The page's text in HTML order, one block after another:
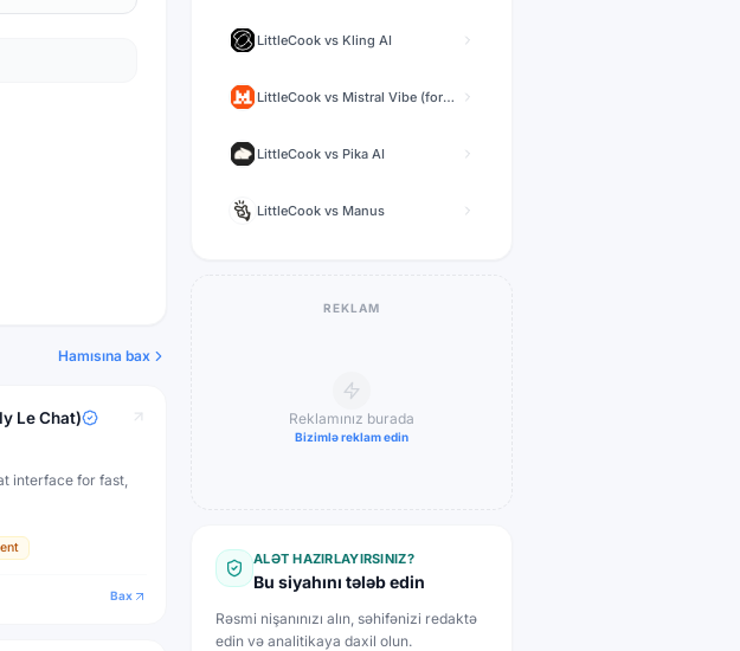
Hamısına bax
Le Chat)
interface for fast,
Bax
LittleCook vs Kling AI
LittleCook vs Mistral Vibe (formerly Le Chat)
LittleCook vs Pika AI
LittleCook vs Manus
REKLAM
Reklamınız burada
Bizimlə reklam edin
ALƏT HAZIRLAYIRSINIZ?
Bu siyahını tələb edin
Rəsmi nişanınızı alın, səhifənizi redaktə
edin və analitikaya daxil olun.